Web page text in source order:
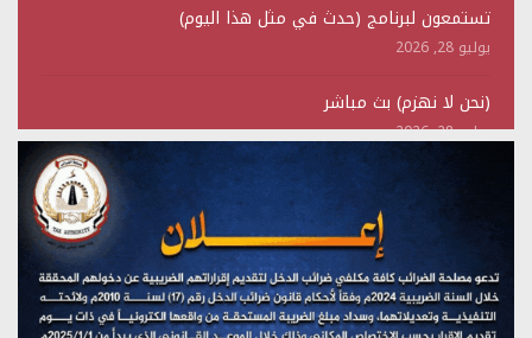
تستمعون لبرنامج (حدث في مثل هذا اليوم)
يوليو 28, 2026
(نحن لا نهزم) بث مباشر
يوليو 28, 2026
تستمعون لبرنامج (هندسة الوهم)
مؤتمر صحفي لمركز عين الإنسانية حول جرائم تحالف العدوان
على اليمن
يوليو 27, 2026